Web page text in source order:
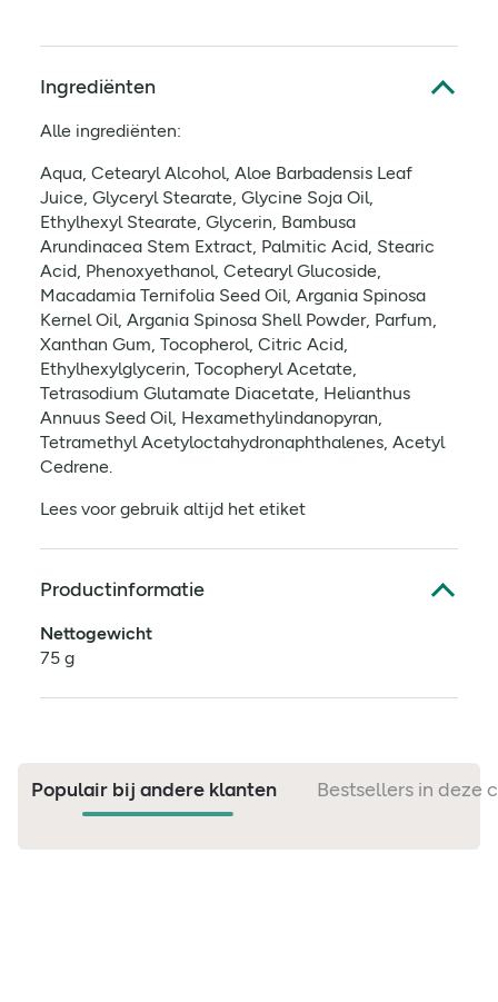
Ingrediënten
Alle ingrediënten:
Aqua, Cetearyl Alcohol, Aloe Barbadensis Leaf
Juice, Glyceryl Stearate, Glycine Soja Oil,
Ethylhexyl Stearate, Glycerin, Bambusa
Arundinacea Stem Extract, Palmitic Acid, Stearic
Acid, Phenoxyethanol, Cetearyl Glucoside,
Macadamia Ternifolia Seed Oil, Argania Spinosa
Kernel Oil, Argania Spinosa Shell Powder, Parfum,
Xanthan Gum, Tocopherol, Citric Acid,
Ethylhexylglycerin, Tocopheryl Acetate,
Tetrasodium Glutamate Diacetate, Helianthus
Annuus Seed Oil, Hexamethylindanopyran,
Tetramethyl Acetyloctahydronaphthalenes, Acetyl
Cedrene.
Lees voor gebruik altijd het etiket
Productinformatie
Nettogewicht
75 g
Populair bij andere klanten Bestsellers in deze